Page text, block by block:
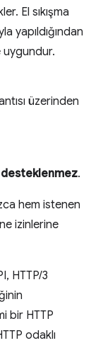
El sıkışma
yapıldığından
uygundur.
üzerinden
desteklenmez.
hem istenen
izinlerine
HTTP/3
bir HTTP
odaklı